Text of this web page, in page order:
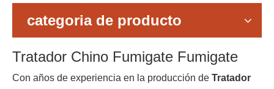
categoria de producto
Tratador Chino Fumigate Fumigate
Con años de experiencia en la producción de Tratador